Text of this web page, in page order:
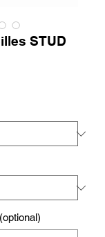
STUD